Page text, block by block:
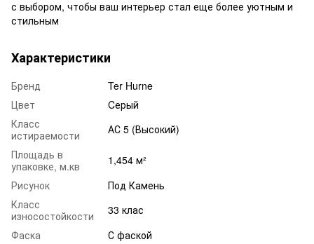
с выбором, чтобы ваш интерьер стал еще более уютным и
стильным
Характеристики
Бренд
Ter Hurne
Цвет
Cерый
Класс
истираемости
АС 5 (Высокий)
Площадь в
упаковке, м.кв
1,454 м²
Рисунок
Под Камень
Класс
износостойкости
33 клас
Фаска
С фаской